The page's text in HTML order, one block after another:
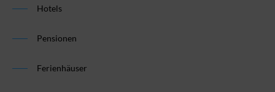
Hotels
Pensionen
Ferienhäuser